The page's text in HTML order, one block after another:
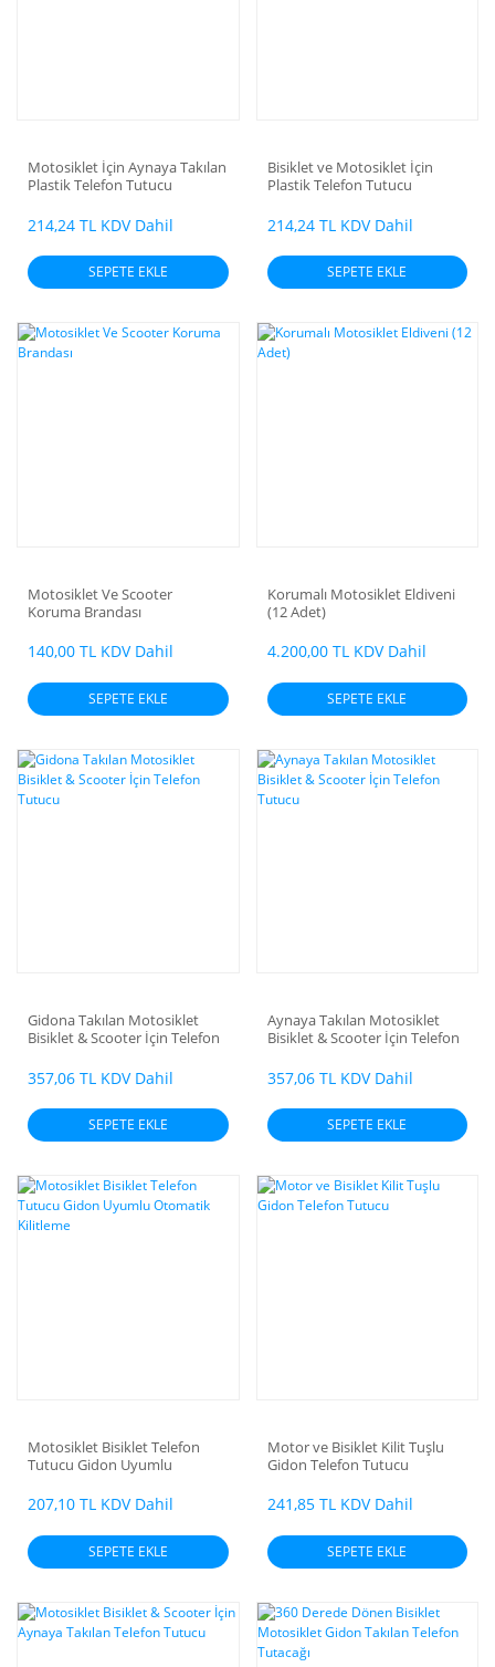
Motosiklet İçin Aynaya Takılan
Plastik Telefon Tutucu
214,24 TL KDV Dahil
SEPETE EKLE
Bisiklet ve Motosiklet İçin
Plastik Telefon Tutucu
214,24 TL KDV Dahil
SEPETE EKLE
Motosiklet Ve Scooter
Koruma Brandası
140,00 TL KDV Dahil
SEPETE EKLE
Korumalı Motosiklet Eldiveni
(12 Adet)
4.200,00 TL KDV Dahil
SEPETE EKLE
Gidona Takılan Motosiklet
Bisiklet & Scooter İçin Telefon
357,06 TL KDV Dahil
SEPETE EKLE
Aynaya Takılan Motosiklet
Bisiklet & Scooter İçin Telefon
357,06 TL KDV Dahil
SEPETE EKLE
Motosiklet Bisiklet Telefon
Tutucu Gidon Uyumlu
207,10 TL KDV Dahil
SEPETE EKLE
Motor ve Bisiklet Kilit Tuşlu
Gidon Telefon Tutucu
241,85 TL KDV Dahil
SEPETE EKLE